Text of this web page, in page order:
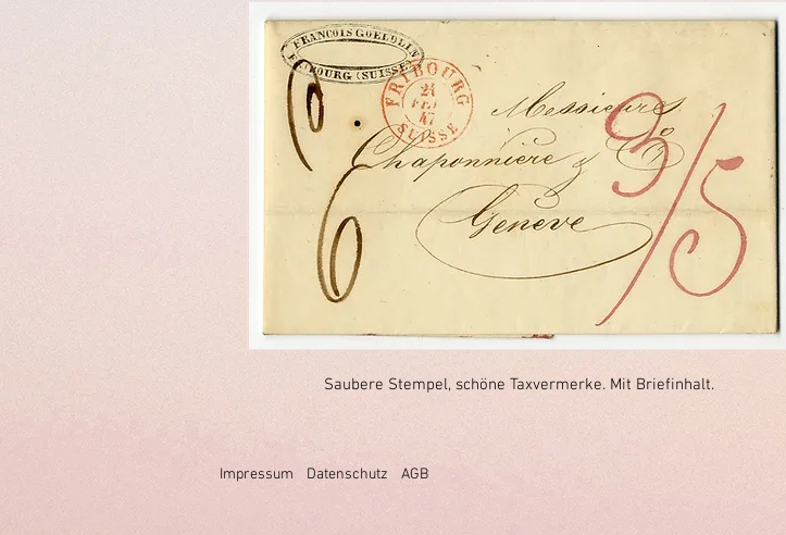
Saubere Stempel, schöne Taxvermerke. Mit Briefinhalt.
Impressum Datenschutz AGB